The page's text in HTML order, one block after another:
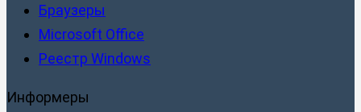
Браузеры
Microsoft Office
Реестр Windows
Информеры